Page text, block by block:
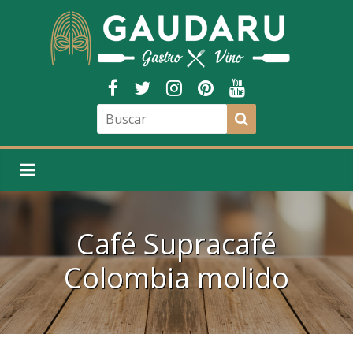
Café Supracafé
Colombia molido